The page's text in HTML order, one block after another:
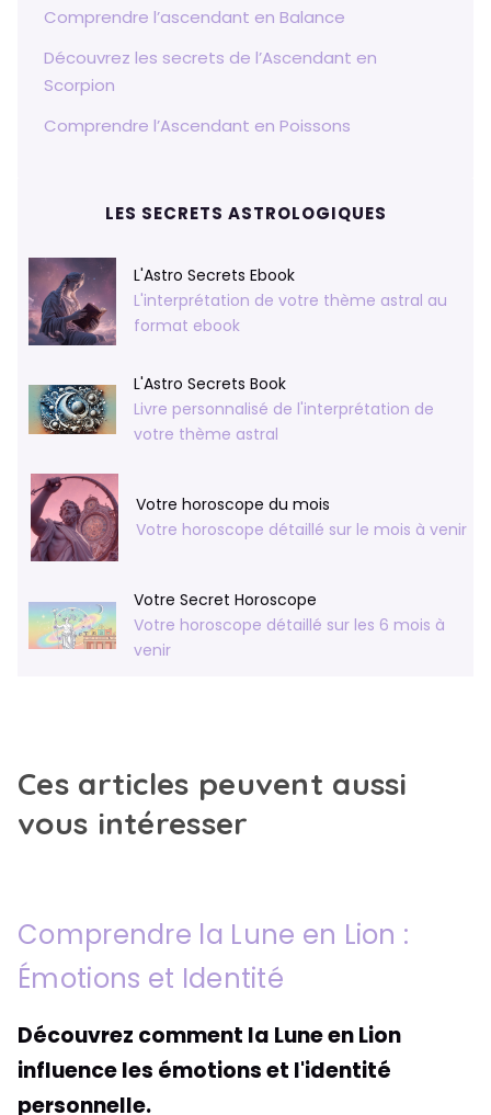
Comprendre l’ascendant en Balance
Découvrez les secrets de l’Ascendant en
Scorpion
Comprendre l’Ascendant en Poissons
LES SECRETS ASTROLOGIQUES
L'Astro Secrets Ebook
L'interprétation de votre thème astral au
format ebook
L'Astro Secrets Book
Livre personnalisé de l'interprétation de
votre thème astral
Votre horoscope du mois
Votre horoscope détaillé sur le mois à venir
Votre Secret Horoscope
Votre horoscope détaillé sur les 6 mois à
venir
Ces articles peuvent aussi
vous intéresser
Comprendre la Lune en Lion :
Émotions et Identité
Découvrez comment la Lune en Lion
influence les émotions et l'identité
personnelle.